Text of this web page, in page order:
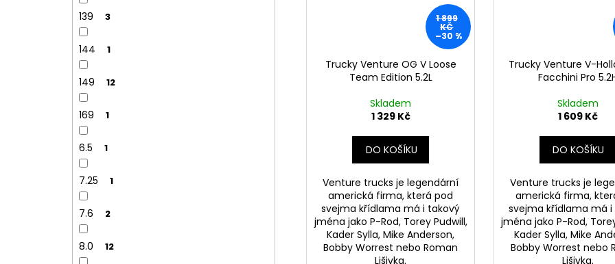
139 3
144 1
149 12
169 1
6.5 1
7.25 1
7.6 2
8.0 12
1 899
KČ
–30 %
Trucky Venture OG V Loose
Team Edition 5.2L
Skladem
1 329 Kč
DO KOŠÍKU
Venture trucks je legendární
americká firma, která pod
svejma křídlama má i takový
jména jako P-Rod, Torey Pudwill,
Kader Sylla, Mike Anderson,
Bobby Worrest nebo Roman
Lišivka.
Trucky Venture V-
Facchini Pro
Skladem
1 609 Kč
DO KOŠÍKU
Venture trucks je
americká firma,
svejma křídlama má
jména jako P-Rod,
Kader Sylla, Mike
Bobby Worrest nebo
Lišivka.